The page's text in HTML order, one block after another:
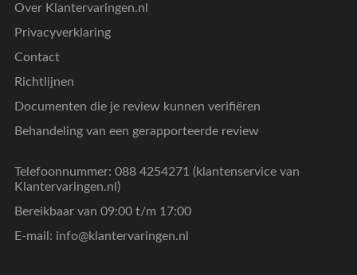
Over Klantervaringen.nl
Privacyverklaring
Contact
Richtlijnen
Documenten die je review kunnen verifiëren
Behandeling van een gerapporteerde review
Telefoonnummer: 088 4254271 (klantenservice van
Klantervaringen.nl)
Bereikbaar van 09:00 t/m 17:00
E-mail: info@klantervaringen.nl